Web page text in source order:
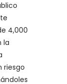
4,000
la
riesgo